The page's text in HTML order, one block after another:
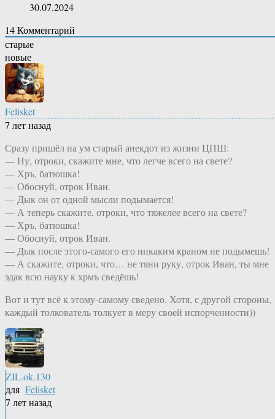
30.07.2024
14Комментарий
старые
новые
Felisket
7 лет назад
Сразу пришёл на ум старый анекдот из жизни ЦПШ:
— Ну, отроки, скажите мне, что легче всего на свете?
— Хръ, батюшка!
— Обоснуй, отрок Иван.
— Дык он от одной мысли подымается!
— А теперь скажите, отроки, что тяжелее всего на свете?
— Хръ, батюшка!
— Обоснуй, отрок Иван.
— Дык после этого-самого его никаким краном не подымешь!
— А скажите, отроки, что… не тяни руку, отрок Иван, ты мне
эдак всю науку к хрмъ сведёшь!
Вот и тут всё к этому-самому сведено. Хотя, с другой стороны,
каждый толкователь толкует в меру своей испорченности))
ZIL.ok.130
для Felisket
7 лет назад